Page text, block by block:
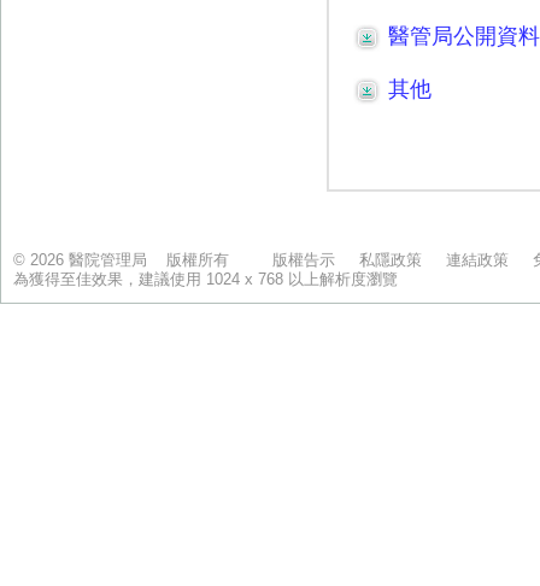
© 2026 醫院管理局 版權所有 版權告示 私隱政策 連結政策
為獲得至佳效果，建議使用 1024 x 768 以上解析度瀏覽